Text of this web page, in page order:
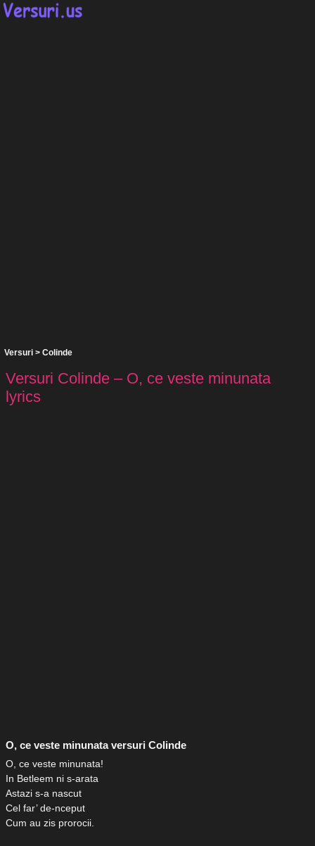
Versuri > Colinde
Versuri Colinde – O, ce veste minunata
lyrics
O, ce veste minunata versuri Colinde
O, ce veste minunata!
In Betleem ni s-arata
Astazi s-a nascut
Cel far’ de-nceput
Cum au zis prorocii.